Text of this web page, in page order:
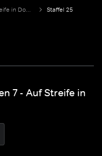
Police Ten 7 - Auf Streife in Down Under Staffel 25
7 - Auf Streife in